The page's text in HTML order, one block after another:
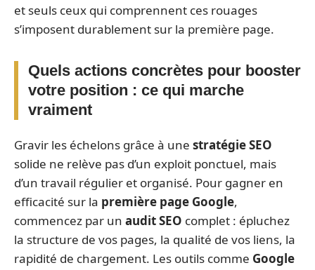
et seuls ceux qui comprennent ces rouages
s’imposent durablement sur la première page.
Quels actions concrètes pour booster
votre position : ce qui marche
vraiment
Gravir les échelons grâce à une stratégie SEO
solide ne relève pas d’un exploit ponctuel, mais
d’un travail régulier et organisé. Pour gagner en
efficacité sur la première page Google,
commencez par un audit SEO complet : épluchez
la structure de vos pages, la qualité de vos liens, la
rapidité de chargement. Les outils comme Google